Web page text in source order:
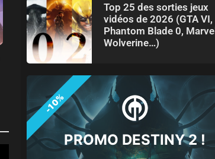
Top 25 des sorties jeux
vidéos de 2026 (GTA VI,
Phantom Blade 0, Marvel
Wolverine…)
PROMO DESTINY 2 !
-10%